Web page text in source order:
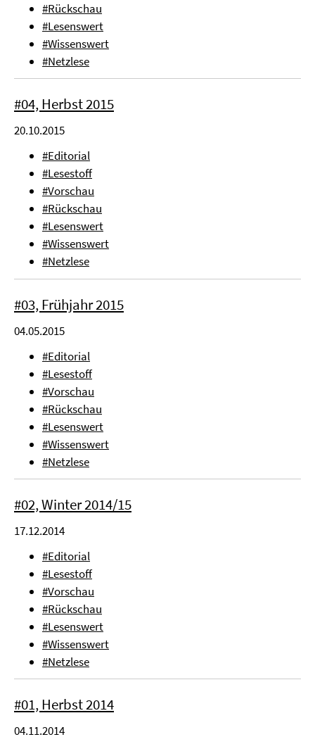
#Rückschau
#Lesenswert
#Wissenswert
#Netzlese
#04, Herbst 2015
20.10.2015
#Editorial
#Lesestoff
#Vorschau
#Rückschau
#Lesenswert
#Wissenswert
#Netzlese
#03, Frühjahr 2015
04.05.2015
#Editorial
#Lesestoff
#Vorschau
#Rückschau
#Lesenswert
#Wissenswert
#Netzlese
#02, Winter 2014/15
17.12.2014
#Editorial
#Lesestoff
#Vorschau
#Rückschau
#Lesenswert
#Wissenswert
#Netzlese
#01, Herbst 2014
04.11.2014